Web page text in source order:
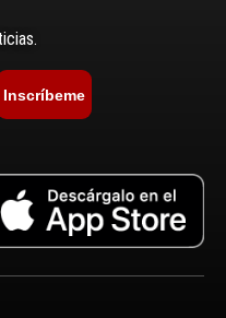
Inscríbeme